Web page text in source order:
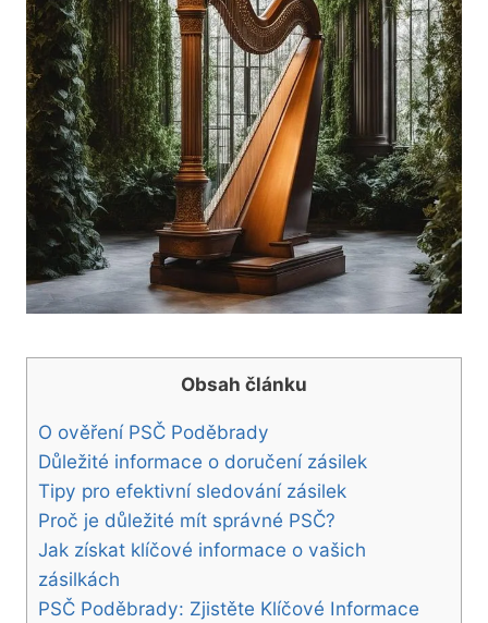
Obsah článku
O ověření PSČ Poděbrady
Důležité informace o doručení zásilek
Tipy pro efektivní sledování zásilek
Proč je důležité mít správné PSČ?
Jak získat klíčové informace o vašich
zásilkách
PSČ Poděbrady: Zjistěte Klíčové Informace